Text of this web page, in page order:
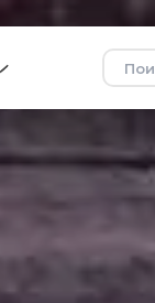
Поиск